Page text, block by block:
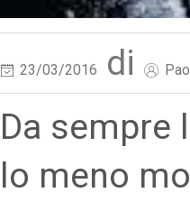
23/03/2016 di
Da sempre
lo meno